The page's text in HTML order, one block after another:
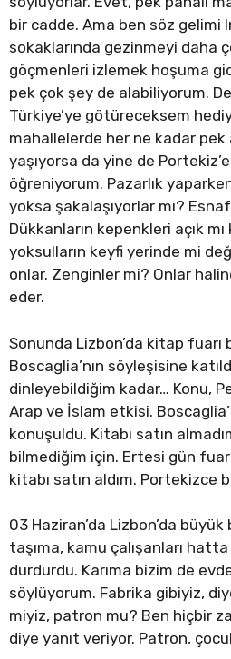
bir cadde. Ama ben söz gelimi
sokaklarında gezinmeyi daha
göçmenleri izlemek hoşuma
pek çok şey de alabiliyorum.
Türkiye’ye götüreceksem
mahallelerde her ne kadar pek
yaşıyorsa da yine de
öğreniyorum. Pazarlık
yoksa şakalaşıyorlar mı?
Dükkanların kepenkleri açık mı
yoksulların keyfi yerinde mi
onlar. Zenginler mi? Onlar
eder.
Sonunda Lizbon’da kitap fuarı
Boscaglia’nın söyleşisine
dinleyebildiğim kadar… Konu,
Arap ve İslam etkisi.
konuşuldu. Kitabı satın
bilmediğim için. Ertesi gün
kitabı satın aldım. Portekizce
03 Haziran’da Lizbon’da
taşıma, kamu çalışanları
durdurdu. Karıma bizim de evde
söylüyorum. Fabrika gibiyiz,
miyiz, patron mu? Ben hiçbir
diye yanıt veriyor. Patron,